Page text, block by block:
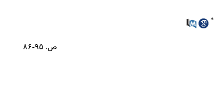
*
ص. ۹۵-۸۶